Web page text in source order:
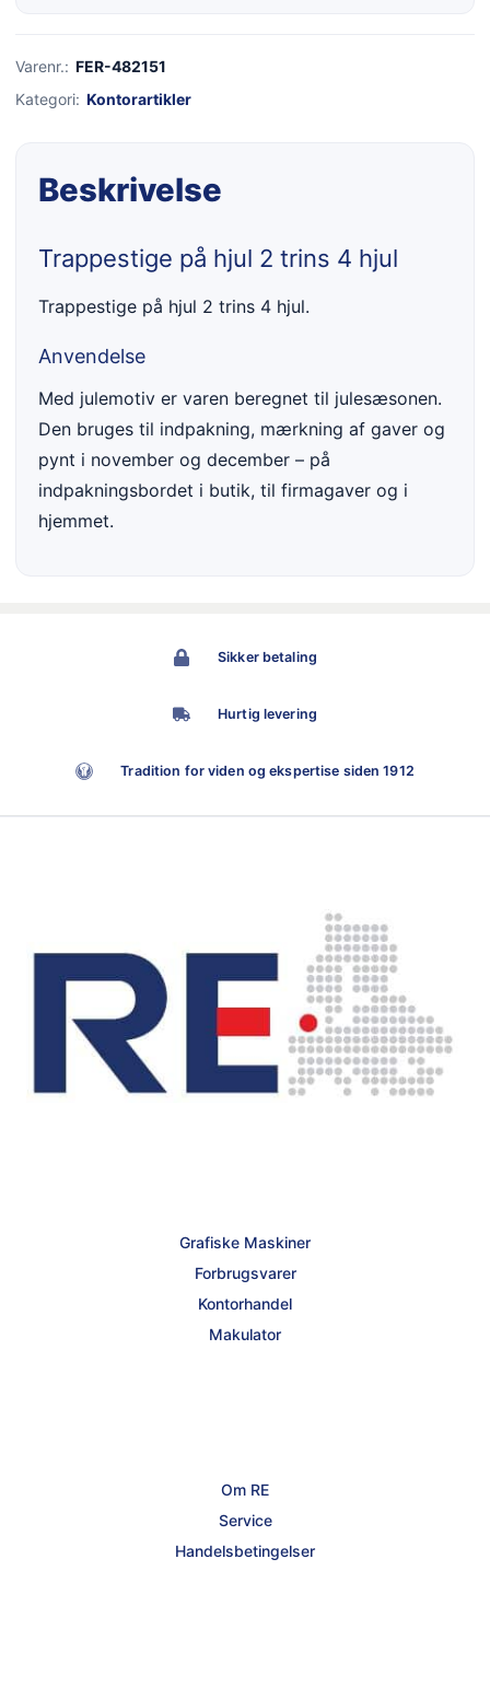
Varenr.: FER-482151
Kategori: Kontorartikler
Beskrivelse
Trappestige på hjul 2 trins 4 hjul
Trappestige på hjul 2 trins 4 hjul.
Anvendelse
Med julemotiv er varen beregnet til julesæsonen.
Den bruges til indpakning, mærkning af gaver og
pynt i november og december – på
indpakningsbordet i butik, til firmagaver og i
hjemmet.
Sikker betaling
Hurtig levering
Tradition for viden og ekspertise siden 1912
Grafiske Maskiner
Forbrugsvarer
Kontorhandel
Makulator
Om RE
Service
Handelsbetingelser